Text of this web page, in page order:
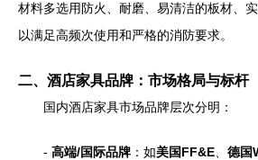
材料多选用防火、耐磨、易清洁的板材、
以满足高频次使用和严格的消防要求。
二、酒店家具品牌：市场格局与标杆
国内酒店家具市场品牌层次分明：
- 高端/国际品牌 ：如美国FF&E 德国